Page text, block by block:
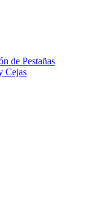
de Pestañas
Cejas